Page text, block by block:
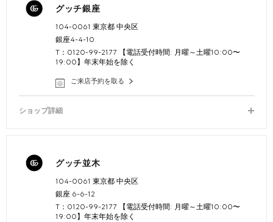
グッチ銀座
104-0061 東京都 中央区
銀座4-4-10
T：0120-99-2177 【電話受付時間: 月曜～土曜10:00〜
19:00】年末年始を除く
ご来店予約を取る
ショップ詳細
グッチ並木
104-0061 東京都 中央区
銀座 6-6-12
T：0120-99-2177 【電話受付時間: 月曜～土曜10:00〜
19:00】年末年始を除く